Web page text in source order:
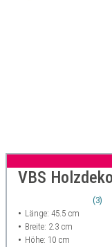
VBS
(3)
Länge: 45.5 cm
Breite: 2.3 cm
Höhe: 10 cm